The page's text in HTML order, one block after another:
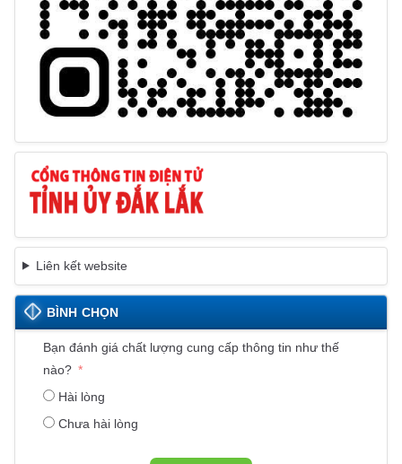
Liên kết website
BÌNH CHỌN
Bạn đánh giá chất lượng cung cấp thông tin như thế
nào?
Hài lòng
Chưa hài lòng